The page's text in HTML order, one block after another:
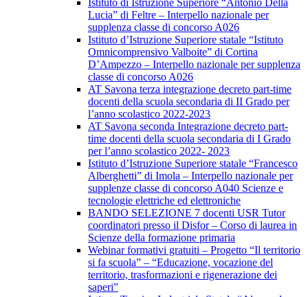
Istituto di Istruzione Superiore “Antonio Della
Lucia” di Feltre – Interpello nazionale per
supplenza classe di concorso A026
Istituto d’Istruzione Superiore statale “Istituto
Omnicomprensivo Valboite” di Cortina
D’Ampezzo – Interpello nazionale per supplenza
classe di concorso A026
AT Savona terza integrazione decreto part-time
docenti della scuola secondaria di II Grado per
l’anno scolastico 2022-2023
AT Savona seconda Integrazione decreto part-
time docenti della scuola secondaria di I Grado
per l’anno scolastico 2022- 2023
Istituto d’Istruzione Superiore statale “Francesco
Alberghetti” di Imola – Interpello nazionale per
supplenze classe di concorso A040 Scienze e
tecnologie elettriche ed elettroniche
BANDO SELEZIONE 7 docenti USR Tutor
coordinatori presso il Disfor – Corso di laurea in
Scienze della formazione primaria
Webinar formativi gratuiti – Progetto “Il territorio
si fa scuola” – “Educazione, vocazione del
territorio, trasformazioni e rigenerazione dei
saperi”